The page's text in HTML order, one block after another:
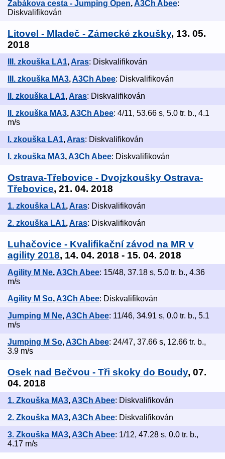
Žabákova cesta - Jumping Open,A3Ch Abee:
Diskvalifikován
Litovel - Mladeč - Zámecké zkoušky, 13. 05.
2018
III. zkouška LA1, Aras: Diskvalifikován
III. zkouška MA3,A3Ch Abee: Diskvalifikován
II. zkouška LA1, Aras: Diskvalifikován
II. zkouška MA3,A3Ch Abee: 4/11, 53.66 s, 5.0 tr. b., 4.1
m/s
I. zkouška LA1, Aras: Diskvalifikován
I. zkouška MA3,A3Ch Abee: Diskvalifikován
Ostrava-Třebovice - Dvojzkoušky Ostrava-
Třebovice, 21. 04. 2018
1. zkouška LA1, Aras: Diskvalifikován
2. zkouška LA1,Aras: Diskvalifikován
Luhačovice - Kvalifikační závod na MR v
agility 2018, 14. 04. 2018 - 15. 04. 2018
Agility M Ne, A3Ch Abee: 15/48, 37.18 s, 5.0 tr. b., 4.36
m/s
Agility M So,A3Ch Abee: Diskvalifikován
Jumping M Ne, A3Ch Abee: 11/46, 34.91 s, 0.0 tr. b., 5.1
m/s
Jumping M So,A3Ch Abee: 24/47, 37.66 s, 12.66 tr. b.,
3.9 m/s
Osek nad Bečvou - Tři skoky do Boudy, 07.
04. 2018
1. Zkouška MA3, A3Ch Abee: Diskvalifikován
2. Zkouška MA3,A3Ch Abee: Diskvalifikován
3. Zkouška MA3, A3Ch Abee: 1/12, 47.28 s, 0.0 tr. b.,
4.17 m/s